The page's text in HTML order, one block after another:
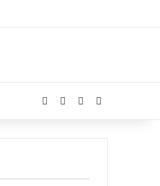
FacebookLinkedinYouTube